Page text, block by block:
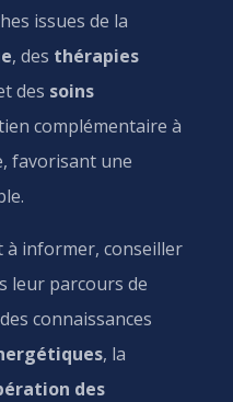
issues de la
, des thérapies
des soins
complémentaire à
favorisant une
à informer, conseiller
leur parcours de
connaissances
, la
des